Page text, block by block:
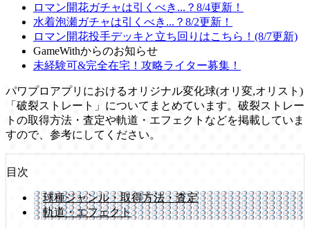
ロマン開花ガチャは引くべき...？8/4更新！
水着泡瀬ガチャは引くべき...？8/2更新！
ロマン開花投手デッキと立ち回りはこちら！(8/7更新)
GameWithからのお知らせ
未経験可&完全在宅！攻略ライター募集！
パワプロアプリにおけるオリジナル変化球(オリ変,オリスト)
「破裂ストレート」についてまとめています。破裂ストレー
トの取得方法・査定や軌道・エフェクトなどを掲載していま
すので、参考にしてください。
目次
球種ジャンル・取得方法・査定
軌道・エフェクト